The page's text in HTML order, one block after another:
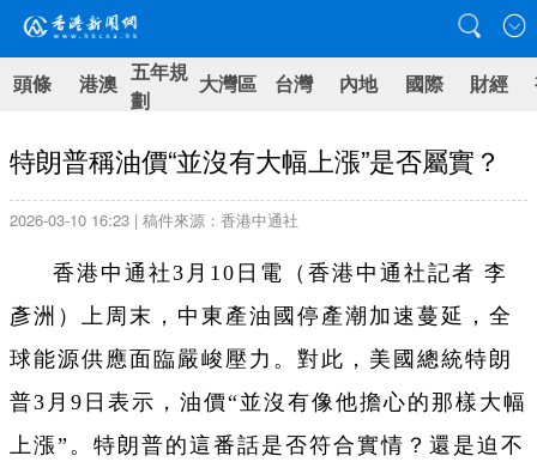
頭條 港澳 五年規
劃
大灣區 台灣 內地 國際 財經
特朗普稱油價“並沒有大幅上漲”是否屬實？
2026-03-10 16:23 | 稿件來源：香港中通社
香港中通社3月10日電（ 香港中通社記者 李
彥洲 ） 上周末，中東產油國停產潮加速蔓延，全
球能源供應面臨嚴峻壓力。對此，美國總統特朗
普3月9日表示，油價“並沒有像他擔心的那樣大幅
上漲”。特朗普的這番話是否符合實情？還是迫不